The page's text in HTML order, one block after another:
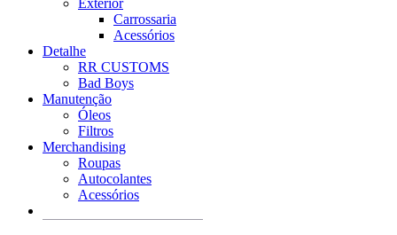
Exterior
Carrossaria
Acessórios
Detalhe
RR CUSTOMS
Bad Boys
Manutenção
Óleos
Filtros
Merchandising
Roupas
Autocolantes
Acessórios